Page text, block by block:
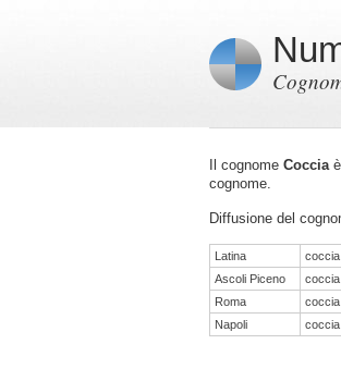
Il cognome Cocciaè
cognome.
Diffusione del
Latina coccia
Ascoli Piceno
coccia
Roma
coccia
Napoli
coccia